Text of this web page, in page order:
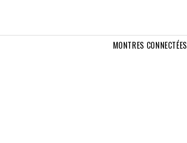
MONTRES CONNECTÉES